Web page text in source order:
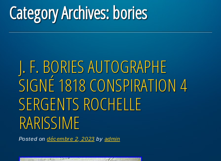
Category Archives:bories
J. F. BORIES AUTOGRAPHE
SIGNÉ 1818 CONSPIRATION 4
SERGENTS ROCHELLE
RARISSIME
Posted ondécembre 2, 2023 by admin